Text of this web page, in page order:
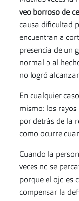
veo borroso de
causa dificultad
encuentran a
presencia de un
normal o al
no logró
En cualquier
mismo: los
por detrás de la
como ocurre
Cuando la
veces no se
porque el ojo es
compensar la